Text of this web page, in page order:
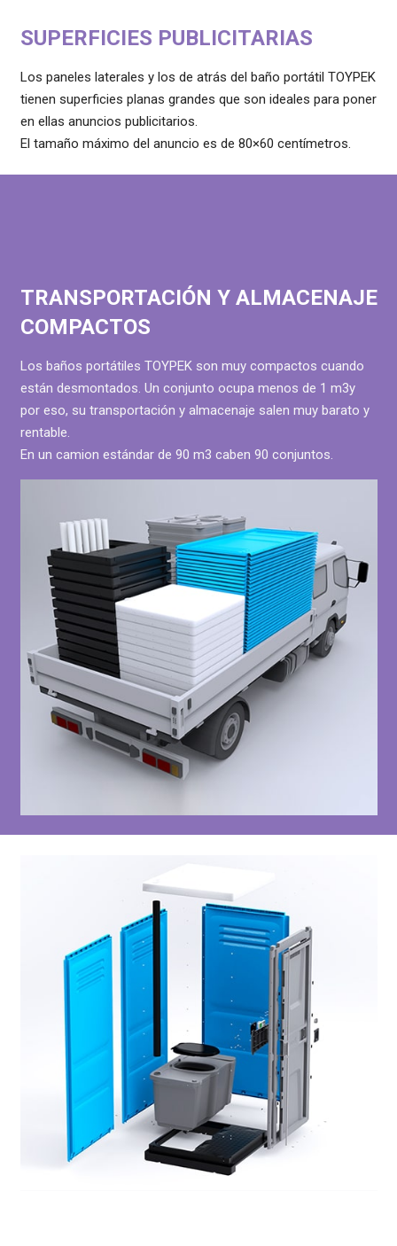
SUPERFICIES PUBLICITARIAS
Los paneles laterales y los de atrás del baño portátil TOYPEK
tienen superficies planas grandes que son ideales para poner
en ellas anuncios publicitarios.
El tamaño máximo del anuncio es de 80×60 centímetros.
TRANSPORTACIÓN Y ALMACENAJE
COMPACTOS
Los baños portátiles TOYPEK son muy compactos cuando
están desmontados. Un conjunto ocupa menos de 1 m3y
por eso, su transportación y almacenaje salen muy barato y
rentable.
En un camion estándar de 90 m3 caben 90 conjuntos.